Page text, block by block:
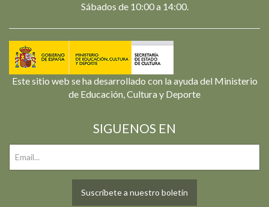
Sábados de 10:00 a 14:00.
Este sitio web se ha desarrollado con la ayuda del Ministerio
de Educación, Cultura y Deporte
SIGUENOS EN
Suscríbete a nuestro boletín